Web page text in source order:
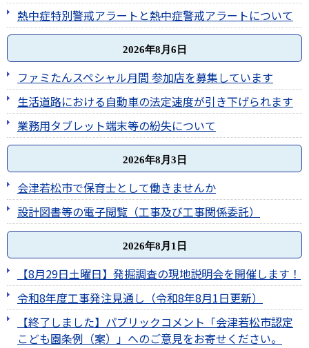
熱中症特別警戒アラートと熱中症警戒アラートについて
2026年8月6日
ファミたんスペシャル月間 参加店を募集しています
生活道路における自動車の法定速度が引き下げられます
業務用タブレット端末等の紛失について
2026年8月3日
会津若松市で保育士として働きませんか
設計図書等の電子閲覧（工事及び工事関係委託）
2026年8月1日
【8月29日土曜日】発掘調査の現地説明会を開催します！
令和8年度工事発注見通し（令和8年8月1日更新）
【終了しました】パブリックコメント「会津若松市認定
こども園条例（案）」へのご意見をお寄せください。